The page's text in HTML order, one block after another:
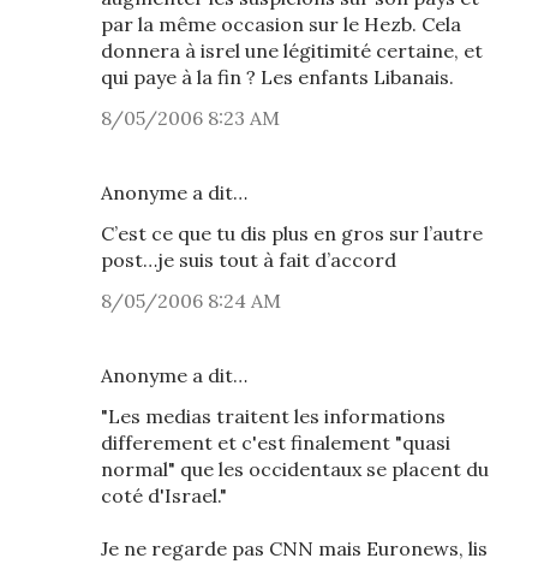
par la même occasion sur le Hezb. Cela
donnera à isrel une légitimité certaine, et
qui paye à la fin ? Les enfants Libanais.
8/05/2006 8:23 AM
Anonyme a dit…
C’est ce que tu dis plus en gros sur l’autre
post…je suis tout à fait d’accord
8/05/2006 8:24 AM
Anonyme a dit…
"Les medias traitent les informations
differement et c'est finalement "quasi
normal" que les occidentaux se placent du
coté d'Israel."
Je ne regarde pas CNN mais Euronews, lis